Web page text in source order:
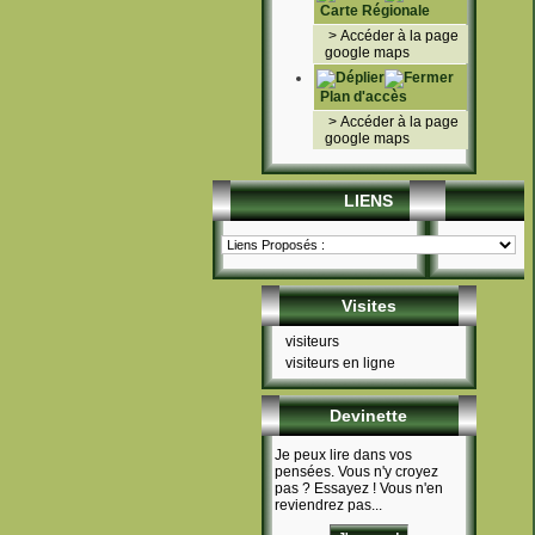
Carte Régionale
> Accéder à la page
google maps
Plan d'accès
> Accéder à la page
google maps
LIENS
Visites
visiteurs
visiteurs en ligne
Devinette
Je peux lire dans vos
pensées. Vous n'y croyez
pas ? Essayez ! Vous n'en
reviendrez pas...